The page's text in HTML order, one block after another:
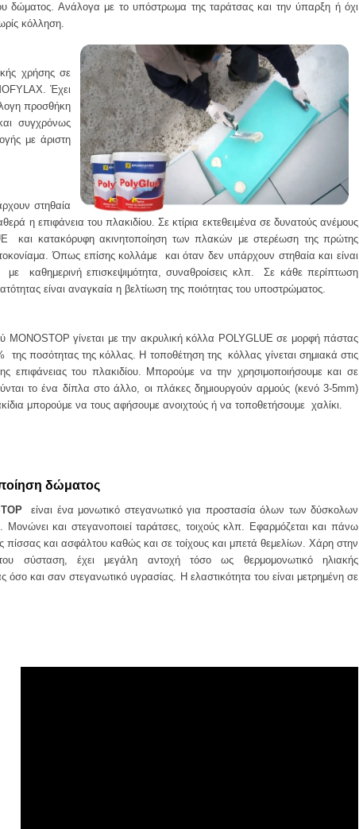
δώματος. Ανάλογα με το υπόστρωμα της ταράτσας και την ύπαρξη ή όχι
κόλληση.
χρήσης σε
Έχει
προσθήκη
συγχρόνως
με άριστη
στηθαία
η επιφάνεια του πλακιδίου. Σε κτίρια εκτεθειμένα σε δυνατούς ανέμους
και κατακόρυφη ακινητοποίηση των πλακών με στερέωση της πρώτης
Όπως επίσης κολλάμε και όταν δεν υπάρχουν στηθαία και είναι
καθημερινή επισκεψιμότητα, συναθροίσεις κλπ. Σε κάθε περίπτωση
είναι αναγκαία η βελτίωση της ποιότητας του υποστρώματος.
MONOSTOP γίνεται με την ακρυλική κόλλα POLYGLUE σε μορφή πάστας
ποσότητας της κόλλας. Η τοποθέτηση της κόλλας γίνεται σημιακά στις
επιφάνειας του πλακιδίου. Μπορούμε να την χρησιμοποιήσουμε και σε
το ένα δίπλα στο άλλο, οι πλάκες δημιουργούν αρμούς (κενό 3-5mm)
μπορούμε να τους αφήσουμε ανοιχτούς ή να τοποθετήσουμε χαλίκι.
δώματος
είναι ένα μονωτικό στεγανωτικό για προστασία όλων των δύσκολων
Μονώνει και στεγανοποιεί ταράτσες, τοιχούς κλπ. Εφαρμόζεται και πάνω
πίσσας και ασφάλτου καθώς και σε τοίχους και μπετά θεμελίων. Χάρη στην
σύσταση, έχει μεγάλη αντοχή τόσο ως θερμομονωτικό ηλιακής
όσο και σαν στεγανωτικό υγρασίας. Η ελαστικότητα του είναι μετρημένη σε